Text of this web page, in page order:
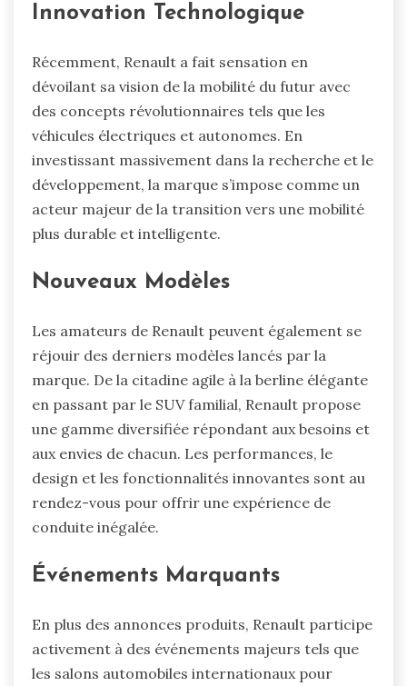
Innovation Technologique
Récemment, Renault a fait sensation en
dévoilant sa vision de la mobilité du futur avec
des concepts révolutionnaires tels que les
véhicules électriques et autonomes. En
investissant massivement dans la recherche et le
développement, la marque s’impose comme un
acteur majeur de la transition vers une mobilité
plus durable et intelligente.
Nouveaux Modèles
Les amateurs de Renault peuvent également se
réjouir des derniers modèles lancés par la
marque. De la citadine agile à la berline élégante
en passant par le SUV familial, Renault propose
une gamme diversifiée répondant aux besoins et
aux envies de chacun. Les performances, le
design et les fonctionnalités innovantes sont au
rendez-vous pour offrir une expérience de
conduite inégalée.
Événements Marquants
En plus des annonces produits, Renault participe
activement à des événements majeurs tels que
les salons automobiles internationaux pour